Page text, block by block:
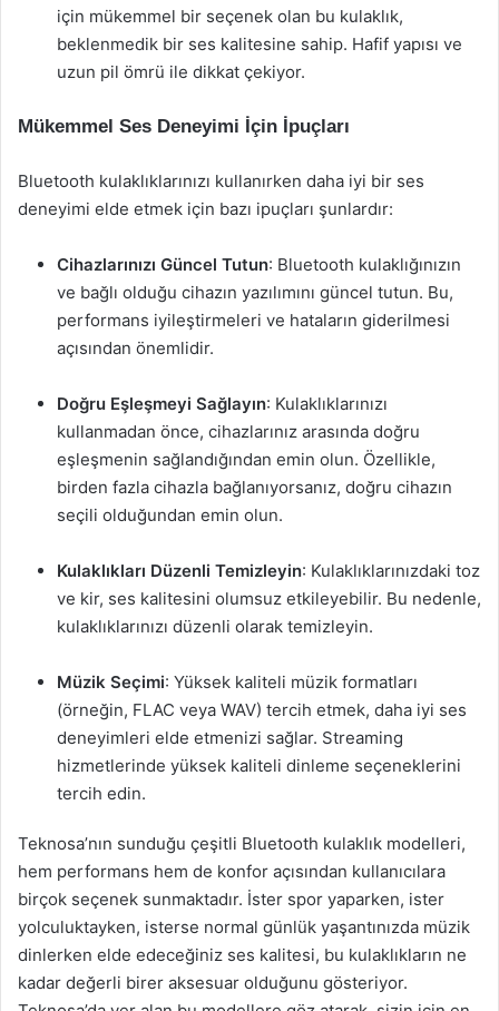
için mükemmel bir seçenek olan bu kulaklık,
beklenmedik bir ses kalitesine sahip. Hafif yapısı ve
uzun pil ömrü ile dikkat çekiyor.
Mükemmel Ses Deneyimi İçin İpuçları
Bluetooth kulaklıklarınızı kullanırken daha iyi bir ses
deneyimi elde etmek için bazı ipuçları şunlardır:
Cihazlarınızı Güncel Tutun: Bluetooth kulaklığınızın
ve bağlı olduğu cihazın yazılımını güncel tutun. Bu,
performans iyileştirmeleri ve hataların giderilmesi
açısından önemlidir.
Doğru Eşleşmeyi Sağlayın: Kulaklıklarınızı
kullanmadan önce, cihazlarınız arasında doğru
eşleşmenin sağlandığından emin olun. Özellikle,
birden fazla cihazla bağlanıyorsanız, doğru cihazın
seçili olduğundan emin olun.
Kulaklıkları Düzenli Temizleyin: Kulaklıklarınızdaki toz
ve kir, ses kalitesini olumsuz etkileyebilir. Bu nedenle,
kulaklıklarınızı düzenli olarak temizleyin.
Müzik Seçimi: Yüksek kaliteli müzik formatları
(örneğin, FLAC veya WAV) tercih etmek, daha iyi ses
deneyimleri elde etmenizi sağlar. Streaming
hizmetlerinde yüksek kaliteli dinleme seçeneklerini
tercih edin.
Teknosa’nın sunduğu çeşitli Bluetooth kulaklık modelleri,
hem performans hem de konfor açısından kullanıcılara
birçok seçenek sunmaktadır. İster spor yaparken, ister
yolculuktayken, isterse normal günlük yaşantınızda müzik
dinlerken elde edeceğiniz ses kalitesi, bu kulaklıkların ne
kadar değerli birer aksesuar olduğunu gösteriyor.